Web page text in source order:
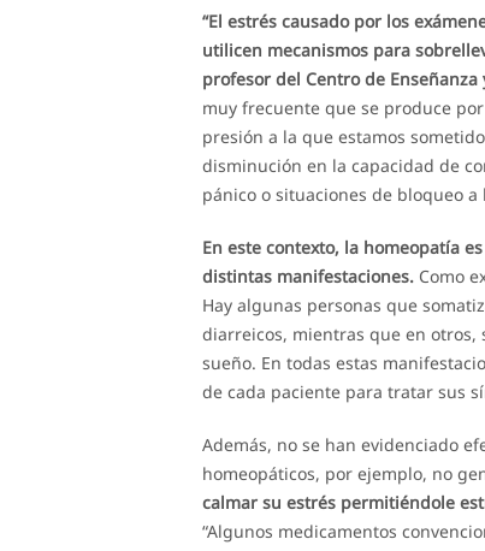
“El estrés causado por los
utilicen mecanismos para
profesor del Centro de Enseñanza
muy frecuente que se produce
presión a la que estamos
disminución en la capacidad de
pánico o situaciones de bloqueo
En este contexto, la homeopatía
distintas manifestaciones. Como
Hay algunas personas que
diarreicos, mientras que en otros,
sueño. En todas estas
de cada paciente para tratar sus
Además, no se han evidenciado
homeopáticos, por ejemplo, no
calmar su estrés permitiéndole
“Algunos medicamentos